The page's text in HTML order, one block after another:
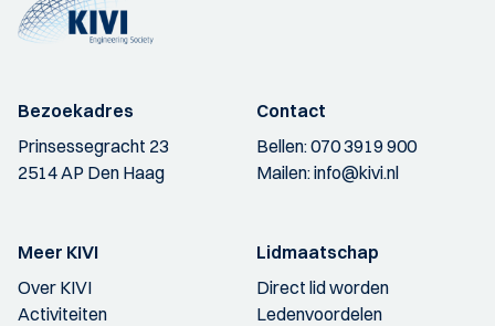
Bezoekadres
Prinsessegracht 23
2514 AP Den Haag
Contact
Bellen:070 3919 900
Mailen:info@kivi.nl
Meer KIVI
Over KIVI
Activiteiten
Lidmaatschap
Direct lid worden
Ledenvoordelen